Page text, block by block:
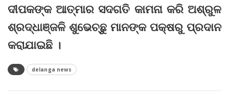
ଦୀପକଙ୍କ ଆତ୍ମାର ସଦଗତି କାମନା କରି ଅଶ୍ରୁଳ
ଶ୍ରଦ୍ଧାଞ୍ଜଳି ଶୁଭେଚ୍ଛୁ ମାନଙ୍କ ପକ୍ଷରୁ ପ୍ରଦାନ
କରାଯାଇଛି ।
delanga news